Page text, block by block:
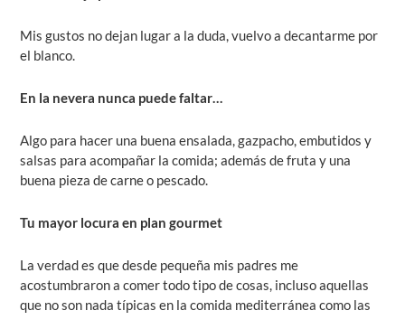
Mis gustos no dejan lugar a la duda, vuelvo a decantarme por
el blanco.
En la nevera nunca puede faltar…
Algo para hacer una buena ensalada, gazpacho, embutidos y
salsas para acompañar la comida; además de fruta y una
buena pieza de carne o pescado.
Tu mayor locura en plan gourmet
La verdad es que desde pequeña mis padres me
acostumbraron a comer todo tipo de cosas, incluso aquellas
que no son nada típicas en la comida mediterránea como las